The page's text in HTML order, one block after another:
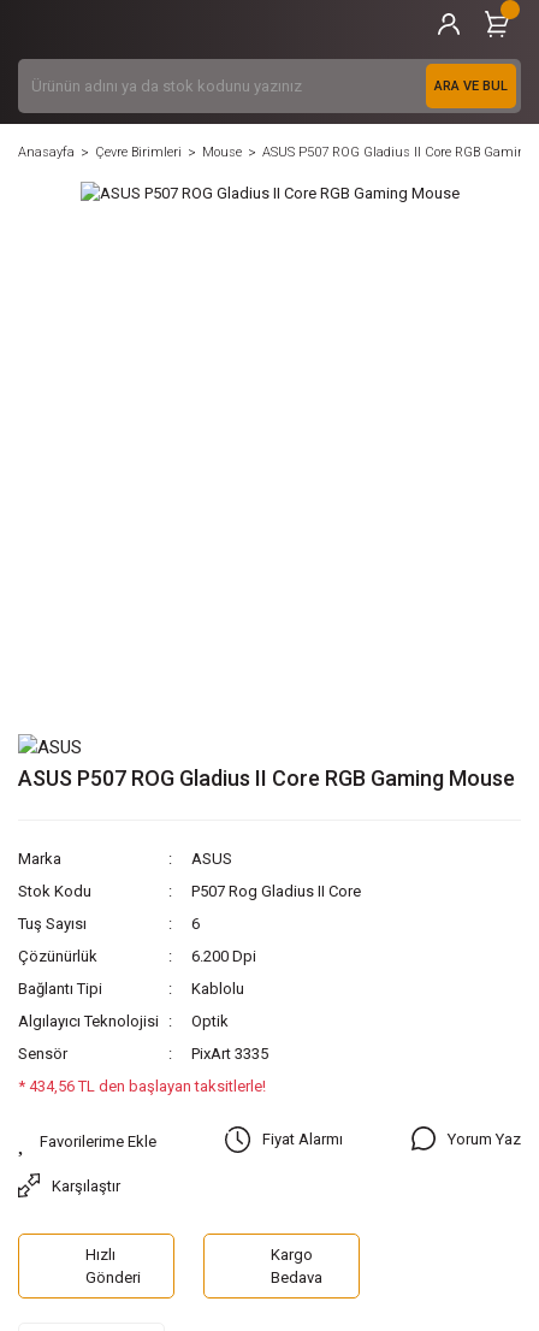
ARA VE BUL
Anasayfa Çevre Birimleri Mouse ASUS P507 ROG Gladius II Core RGB Gaming
ASUS P507 ROG Gladius II Core RGB Gaming Mouse
Marka
ASUS
Stok Kodu
P507 Rog Gladius II Core
Tuş Sayısı
6
Çözünürlük
6.200 Dpi
Bağlantı Tipi
Kablolu
Algılayıcı Teknolojisi
Optik
Sensör
PixArt 3335
* 434,56 TL den başlayan taksitlerle!
Fiyat Alarmı Yorum Yaz
Karşılaştır
Hızlı
Gönderi
Kargo
Bedava